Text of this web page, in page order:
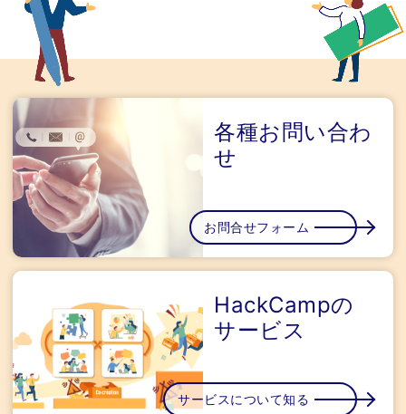
各種お問い合わ
せ
お問合せフォーム
HackCampの
サービス
サービスについて知る